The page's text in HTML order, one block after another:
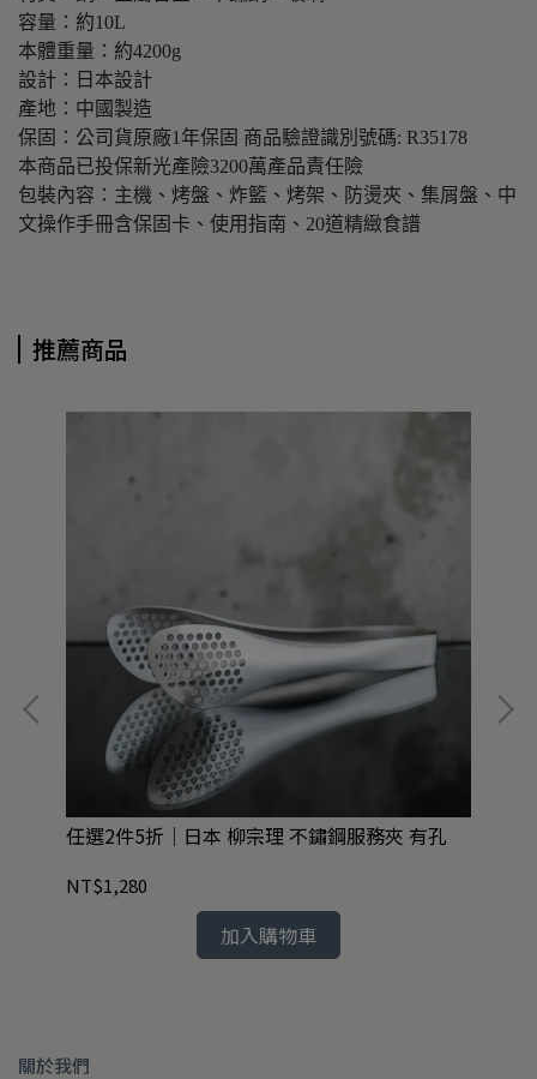
容量：約10L
本體重量：約4200g
設計：日本設計
產地：中國製造
保固：公司貨原廠1年保固 商品驗證識別號碼: R35178
本商品已投保新光產險3200萬產品責任險
包裝內容：主機、烤盤、炸籃、烤架、防燙夾、集屑盤、中
文操作手冊含保固卡、使用指南、20道精緻食譜
推薦商品
任選2件5折｜日本 柳宗理 不鏽鋼服務夾 有孔
NT$1,280
加入購物車
關於我們